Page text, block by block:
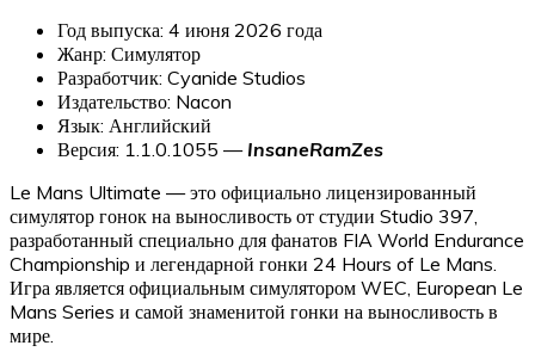
Год выпуска: 4 июня 2026 года
Жанр: Симулятор
Разработчик: Cyanide Studios
Издательство: Nacon
Язык: Английский
Версия: 1.1.0.1055 — InsaneRamZes
Le Mans Ultimate — это официально лицензированный
симулятор гонок на выносливость от студии Studio 397,
разработанный специально для фанатов FIA World Endurance
Championship и легендарной гонки 24 Hours of Le Mans.
Игра является официальным симулятором WEC, European Le
Mans Series и самой знаменитой гонки на выносливость в
мире.